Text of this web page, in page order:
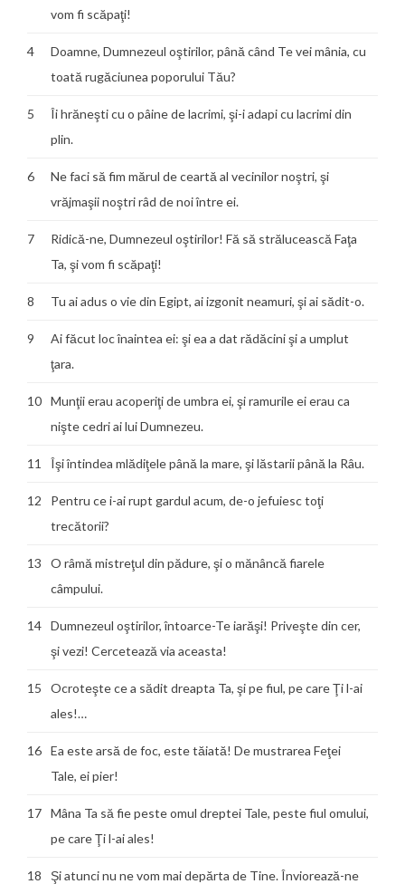
vom fi scăpaţi!
4
Doamne, Dumnezeul oştirilor, până când Te vei mânia, cu
toată rugăciunea poporului Tău?
5
Îi hrăneşti cu o pâine de lacrimi, şi-i adapi cu lacrimi din
plin.
6
Ne faci să fim mărul de ceartă al vecinilor noştri, şi
vrăjmaşii noştri râd de noi între ei.
7
Ridică-ne, Dumnezeul oştirilor! Fă să strălucească Faţa
Ta, şi vom fi scăpaţi!
8 Tu ai adus o vie din Egipt, ai izgonit neamuri, şi ai sădit-o.
9
Ai făcut loc înaintea ei: şi ea a dat rădăcini şi a umplut
ţara.
10 Munţii erau acoperiţi de umbra ei, şi ramurile ei erau ca
nişte cedri ai lui Dumnezeu.
11 Îşi întindea mlădiţele până la mare, şi lăstarii până la Râu.
12
Pentru ce i-ai rupt gardul acum, de-o jefuiesc toţi
trecătorii?
13
O râmă mistreţul din pădure, şi o mănâncă fiarele
câmpului.
14 Dumnezeul oştirilor, întoarce-Te iarăşi! Priveşte din cer,
şi vezi! Cercetează via aceasta!
15
Ocroteşte ce a sădit dreapta Ta, şi pe fiul, pe care Ţi l-ai
ales!…
16 Ea este arsă de foc, este tăiată! De mustrarea Feţei
Tale, ei pier!
17 Mâna Ta să fie peste omul dreptei Tale, peste fiul omului,
pe care Ţi l-ai ales!
18
Şi atunci nu ne vom mai depărta de Tine. Înviorează-ne